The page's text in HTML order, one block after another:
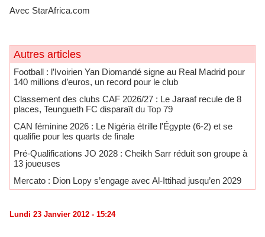
Avec StarAfrica.com
Autres articles
Football : l’Ivoirien Yan Diomandé signe au Real Madrid pour
140 millions d’euros, un record pour le club
Classement des clubs CAF 2026/27 : Le Jaraaf recule de 8
places, Teungueth FC disparaît du Top 79
CAN féminine 2026 : Le Nigéria étrille l'Égypte (6-2) et se
qualifie pour les quarts de finale
Pré-Qualifications JO 2028 : Cheikh Sarr réduit son groupe à
13 joueuses
Mercato : Dion Lopy s’engage avec Al-Ittihad jusqu’en 2029
Lundi 23 Janvier 2012 - 15:24